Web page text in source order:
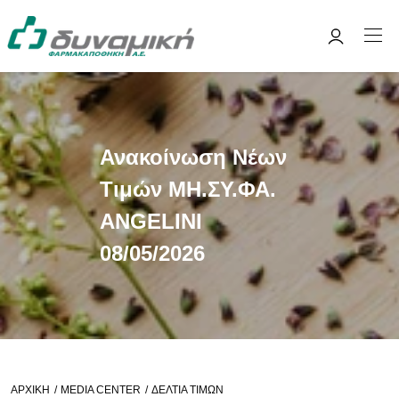
Ανακοίνωση Νέων
Τιμών ΜΗ.ΣΥ.ΦΑ.
ANGELINI
08/05/2026
ΑΡΧΙΚΉ MEDIA CENTER
ΔΕΛΤΊΑ ΤΙΜΏΝ